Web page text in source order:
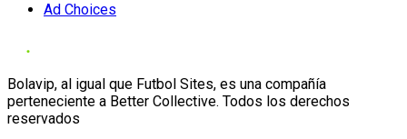
Ad Choices
Bolavip, al igual que Futbol Sites, es una compañía
perteneciente a Better Collective. Todos los derechos
reservados